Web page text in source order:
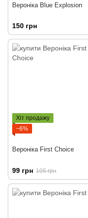
Вероніка Blue Explosion
150 грн
Хіт продажу
−6%
Вероніка First Choice
99 грн 105 грн